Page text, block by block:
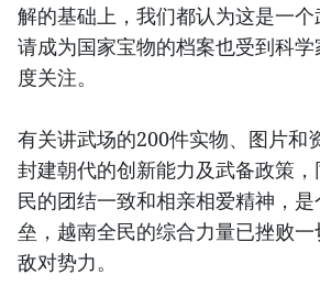
解的基础上，我们都认为这是一
请成为国家宝物的档案也受到科
度关注。
有关讲武场的200件实物、图片和
封建朝代的创新能力及武备政策
民的团结一致和相亲相爱精神，
垒，越南全民的综合力量已挫败
敌对势力。